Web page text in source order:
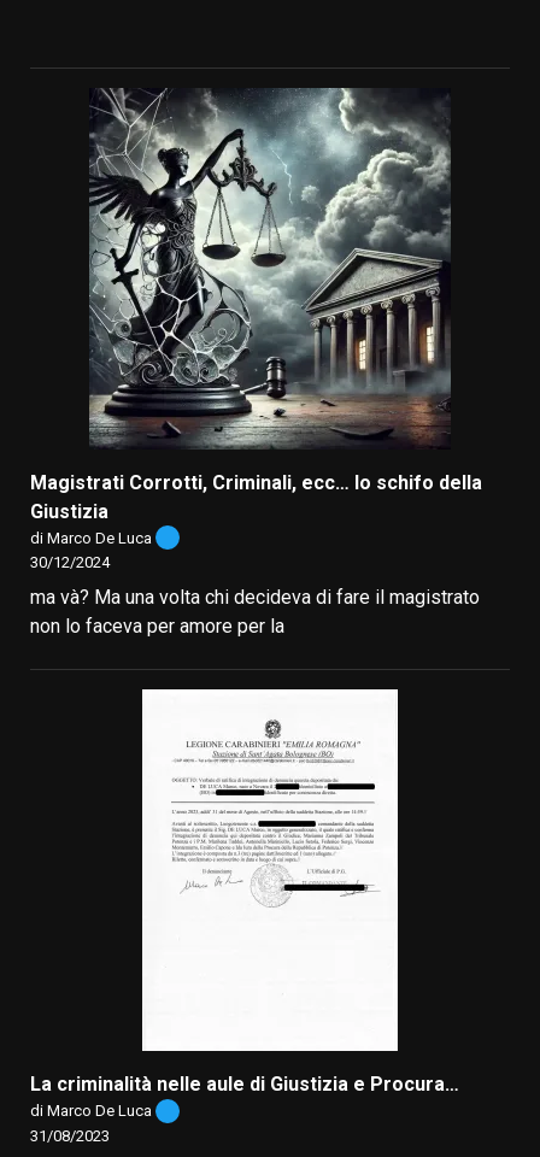
Magistrati Corrotti, Criminali, ecc… lo schifo della
Giustizia
di Marco De Luca
30/12/2024
ma và? Ma una volta chi decideva di fare il magistrato
non lo faceva per amore per la
La criminalità nelle aule di Giustizia e Procura…
di Marco De Luca
31/08/2023